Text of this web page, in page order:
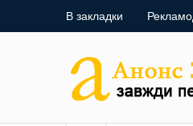
В закладки